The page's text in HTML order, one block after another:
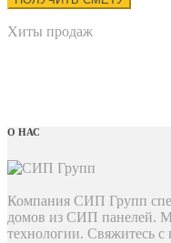
Хиты продаж
О НАС
Компания СИП Групп
домов из СИП панелей.
технологии. Свяжитесь